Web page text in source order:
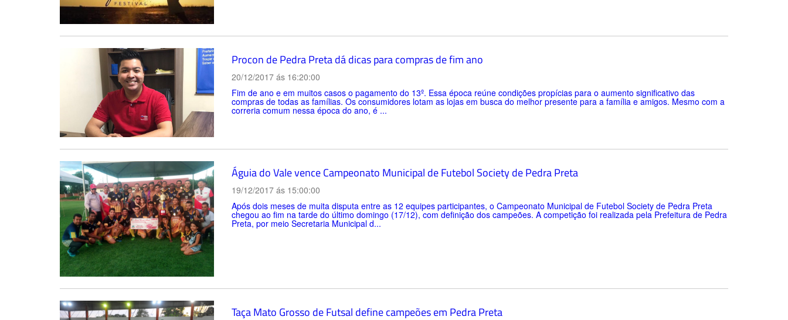
Procon de Pedra Preta dá dicas para compras de fim ano
20/12/2017 ás 16:20:00
Fim de ano e em muitos casos o pagamento do 13º. Essa época reúne condições propícias para o aumento significativo das
compras de todas as famílias. Os consumidores lotam as lojas em busca do melhor presente para a família e amigos. Mesmo com a
correria comum nessa época do ano, é ...
Águia do Vale vence Campeonato Municipal de Futebol Society de Pedra Preta
19/12/2017 ás 15:00:00
Após dois meses de muita disputa entre as 12 equipes participantes, o Campeonato Municipal de Futebol Society de Pedra Preta
chegou ao fim na tarde do último domingo (17/12), com definição dos campeões. A competição foi realizada pela Prefeitura de Pedra
Preta, por meio Secretaria Municipal d...
Taça Mato Grosso de Futsal define campeões em Pedra Preta